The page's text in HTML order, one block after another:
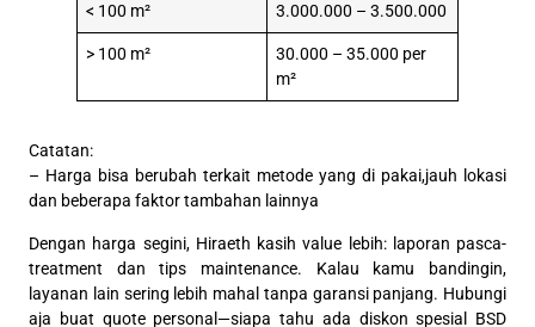
< 100 m² 3.000.000 – 3.500.000
> 100 m²
30.000 – 35.000 per
m²
Catatan:
– Harga bisa berubah terkait metode yang di pakai,jauh lokasi
dan beberapa faktor tambahan lainnya
Dengan harga segini, Hiraeth kasih value lebih: laporan pasca-
treatment dan tips maintenance. Kalau kamu bandingin,
layanan lain sering lebih mahal tanpa garansi panjang. Hubungi
aja buat quote personal—siapa tahu ada diskon spesial BSD